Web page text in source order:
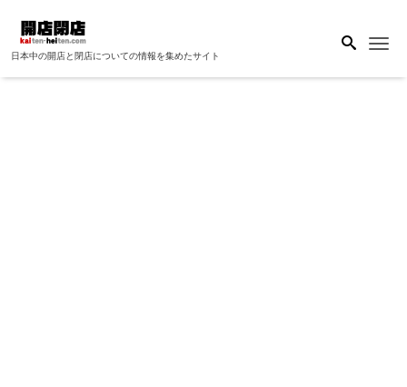
日本中の開店と閉店についての情報を集めたサイト